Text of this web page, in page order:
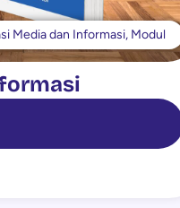
Media dan Informasi, Modul